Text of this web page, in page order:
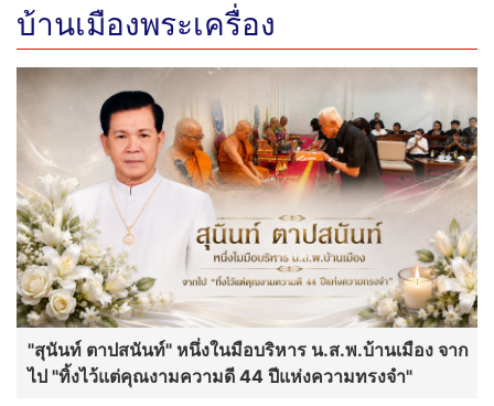
บ้านเมืองพระเครื่อง
"สุนันท์ ตาปสนันท์" หนึ่งในมือบริหาร น.ส.พ.บ้านเมือง จาก
ไป "ทิ้งไว้แต่คุณงามความดี 44 ปีแห่งความทรงจำ"